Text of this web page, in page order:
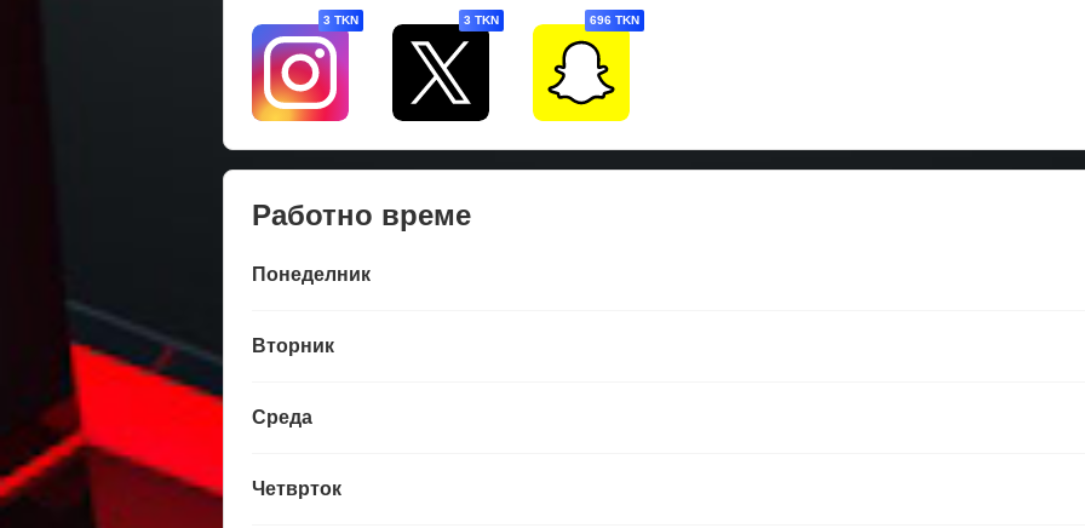
3 TKN 3 TKN 696 TKN
Работно време
Понеделник
Вторник
Среда
Четврток